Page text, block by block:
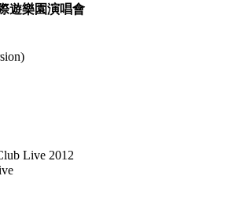
遊樂園演唱會
Live 2012